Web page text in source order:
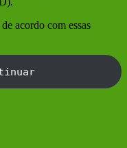
acordo com essas